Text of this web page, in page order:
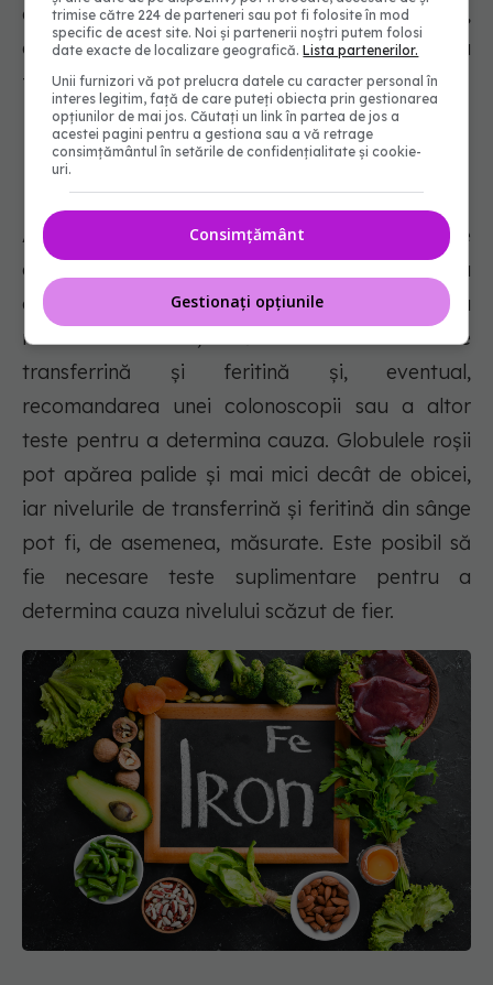
anumite afecțiuni genetice rare pot contribui,
de asemenea, la probleme de absorbție a
fierului.
Diagnostic
Anemia feriprivă este diagnosticată prin analize
de sânge, care pot include examinarea
globulelor roșii la microscop, măsurarea
nivelului de fier, măsurarea nivelului de
transferrină și feritină și, eventual,
recomandarea unei colonoscopii sau a altor
teste pentru a determina cauza. Globulele roșii
pot apărea palide și mai mici decât de obicei,
iar nivelurile de transferrină și feritină din sânge
pot fi, de asemenea, măsurate. Este posibil să
fie necesare teste suplimentare pentru a
determina cauza nivelului scăzut de fier.
trimise către 224 de parteneri sau pot fi folosite în mod
specific de acest site. Noi și partenerii noștri putem folosi
date exacte de localizare geografică.Lista partenerilor.
Unii furnizori vă pot prelucra datele cu caracter personal în
interes legitim, față de care puteți obiecta prin gestionarea
opțiunilor de mai jos. Căutați un link în partea de jos a
acestei pagini pentru a gestiona sau a vă retrage
consimțământul în setările de confidențialitate și cookie-
uri.
Consimțământ
Gestionați opțiunile